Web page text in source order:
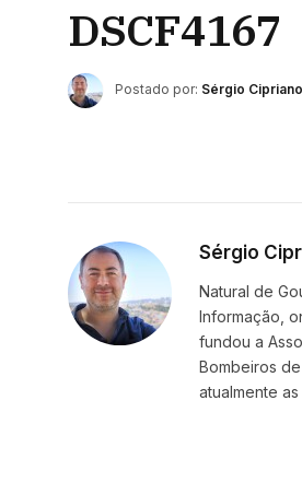
DSCF4167
Postado por: Sérgio Cipriano
Sérgio
Natural de
Informação,
fundou a
Bombeiros
atualmente